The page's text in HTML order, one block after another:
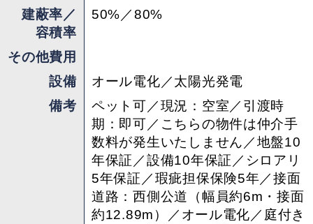
建蔽率／
容積率
50%／80%
その他費用
設備
オール電化／太陽光発電
備考
ペット可／現況：空室／引渡時
期：即可／こちらの物件は仲介手
数料が発生いたしません／地盤10
年保証／設備10年保証／シロアリ
5年保証／瑕疵担保保険5年／接面
道路：西側公道（幅員約6m・接面
約12.89m）／オール電化／庭付き